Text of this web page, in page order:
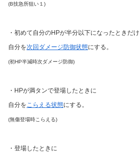
(B技急所狙い１)
・初めて自分のHPが半分以下になったときだけ
自分を次回ダメージ防御状態にする。
(初HP半減時次ダメージ防御)
・HPが満タンで登場したときに
自分をこらえる状態にする。
(無傷登場時こらえる)
・登場したときに